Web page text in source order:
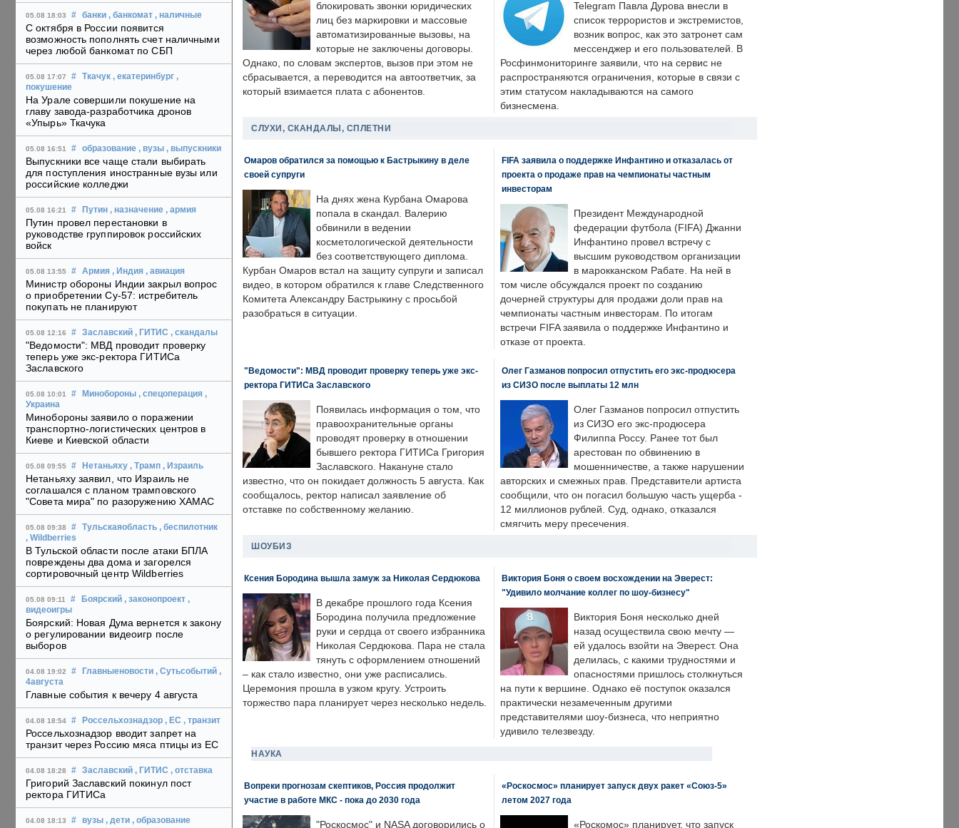
05.08 18:03 # банки , банкомат , наличные
С октября в России появится
возможность пополнять счет наличными
через любой банкомат по СБП
05.08 17:07 # Ткачук , екатеринбург ,
покушение
На Урале совершили покушение на
главу завода-разработчика дронов
«Упырь» Ткачука
05.08 16:51 # образование , вузы , выпускники
Выпускники все чаще стали выбирать
для поступления иностранные вузы или
российские колледжи
05.08 16:21 # Путин , назначение , армия
Путин провел перестановки в
руководстве группировок российских
войск
05.08 13:55 # Армия , Индия , авиация
Министр обороны Индии закрыл вопрос
о приобретении Су-57: истребитель
покупать не планируют
05.08 12:16 # Заславский , ГИТИС , скандалы
"Ведомости": МВД проводит проверку
теперь уже экс-ректора ГИТИСа
Заславского
05.08 10:01 # Минобороны , спецоперация ,
Украина
Минобороны заявило о поражении
транспортно-логистических центров в
Киеве и Киевской области
05.08 09:55 # Нетаньяху , Трамп , Израиль
Нетаньяху заявил, что Израиль не
соглашался с планом трамповского
"Совета мира" по разоружению ХАМАС
05.08 09:38 # Тульскаяобласть , беспилотник
, Wildberries
В Тульской области после атаки БПЛА
повреждены два дома и загорелся
сортировочный центр Wildberries
05.08 09:11 # Боярский , законопроект ,
видеоигры
Боярский: Новая Дума вернется к закону
о регулировании видеоигр после
выборов
04.08 19:02 # Главныеновости , Сутьсобытий ,
4августа
Главные события к вечеру 4 августа
04.08 18:54 # Россельхознадзор , ЕС , транзит
Россельхознадзор вводит запрет на
транзит через Россию мяса птицы из ЕС
04.08 18:28 # Заславский , ГИТИС , отставка
Григорий Заславский покинул пост
ректора ГИТИСа
04.08 18:13 # вузы , дети , образование
блокировать звонки юридических
лиц без маркировки и массовые
автоматизированные вызовы, на
которые не заключены договоры.
Однако, по словам экспертов, вызов при этом не
сбрасывается, а переводится на автоответчик, за
который взимается плата с абонентов.
Telegram Павла Дурова внесли в
список террористов и экстремистов,
возник вопрос, как это затронет сам
мессенджер и его пользователей. В
Росфинмониторинге заявили, что на сервис не
распространяются ограничения, которые в связи с
этим статусом накладываются на самого
бизнесмена.
СЛУХИ, СКАНДАЛЫ, СПЛЕТНИ
Омаров обратился за помощью к Бастрыкину в деле
своей супруги
На днях жена Курбана Омарова
попала в скандал. Валерию
обвинили в ведении
косметологической деятельности
без соответствующего диплома.
Курбан Омаров встал на защиту супруги и записал
видео, в котором обратился к главе Следственного
Комитета Александру Бастрыкину с просьбой
разобраться в ситуации.
FIFA заявила о поддержке Инфантино и отказалась от
проекта о продаже прав на чемпионаты частным
инвесторам
Президент Международной
федерации футбола (FIFA) Джанни
Инфантино провел встречу с
высшим руководством организации
в марокканском Рабате. На ней в
том числе обсуждался проект по созданию
дочерней структуры для продажи доли прав на
чемпионаты частным инвесторам. По итогам
встречи FIFA заявила о поддержке Инфантино и
отказе от проекта.
"Ведомости": МВД проводит проверку теперь уже экс-
ректора ГИТИСа Заславского
Появилась информация о том, что
правоохранительные органы
проводят проверку в отношении
бывшего ректора ГИТИСа Григория
Заславского. Накануне стало
известно, что он покидает должность 5 августа. Как
сообщалось, ректор написал заявление об
отставке по собственному желанию.
Олег Газманов попросил отпустить его экс-продюсера
из СИЗО после выплаты 12 млн
Олег Газманов попросил отпустить
из СИЗО его экс-продюсера
Филиппа Россу. Ранее тот был
арестован по обвинению в
мошенничестве, а также нарушении
авторских и смежных прав. Представители артиста
сообщили, что он погасил большую часть ущерба -
12 миллионов рублей. Суд, однако, отказался
смягчить меру пресечения.
ШОУБИЗ
Ксения Бородина вышла замуж за Николая Сердюкова
В декабре прошлого года Ксения
Бородина получила предложение
руки и сердца от своего избранника
Николая Сердюкова. Пара не стала
тянуть с оформлением отношений
– как стало известно, они уже расписались.
Церемония прошла в узком кругу. Устроить
торжество пара планирует через несколько недель.
Виктория Боня о своем восхождении на Эверест:
"Удивило молчание коллег по шоу-бизнесу"
Виктория Боня несколько дней
назад осуществила свою мечту —
ей удалось взойти на Эверест. Она
делилась, с какими трудностями и
опасностями пришлось столкнуться
на пути к вершине. Однако её поступок оказался
практически незамеченным другими
представителями шоу-бизнеса, что неприятно
удивило телезвезду.
НАУКА
Вопреки прогнозам скептиков, Россия продолжит
участие в работе МКС - пока до 2030 года
"Роскосмос" и NASA договорились о
«Роскосмос» планирует запуск двух ракет «Союз-5»
летом 2027 года
«Роскомос» планирует, что запуск